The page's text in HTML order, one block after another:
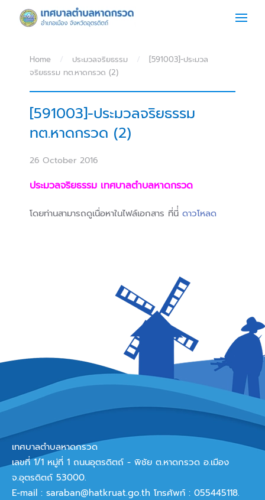
Skip to main content
Home ประมวลจริยธรรม
[591003]-ประมวล
จริยธรรม ทต.หาดกรวด (2)
[591003]-ประมวลจริยธรรม
ทต.หาดกรวด (2)
26 October 2016
ประมวลจริยธรรม เทศบาลตำบลหาดกรวด
โดยท่านสามารถดูเนื่อหาในไฟล์เอกสาร ที่นี่่ ดาวโหลด
เทศบาลตำบลหาดกรวด
เลขที่ 1/1 หมู่ที่ 1 ถนนอุตรดิตถ์ - พิชัย ต.หาดกรวด อ.เมือง
จ.อุตรดิตถ์ 53000.
E-mail : saraban@hatkruat.go.th โทรศัพท์ : 055445118.